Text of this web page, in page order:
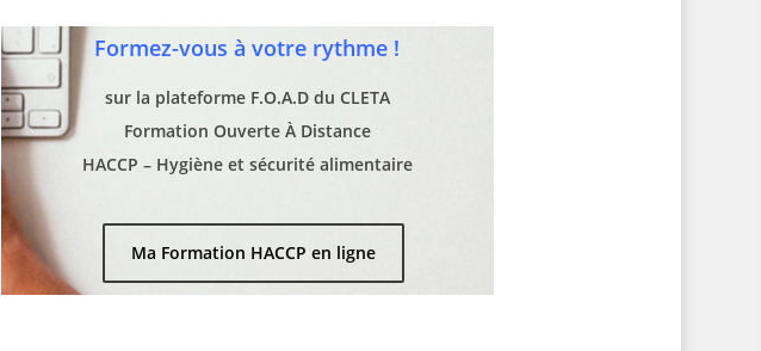
Formez-vous à votre rythme !
sur la plateforme F.O.A.D du CLETA
Formation Ouverte À Distance
HACCP – Hygiène et sécurité alimentaire
Ma Formation HACCP en ligne